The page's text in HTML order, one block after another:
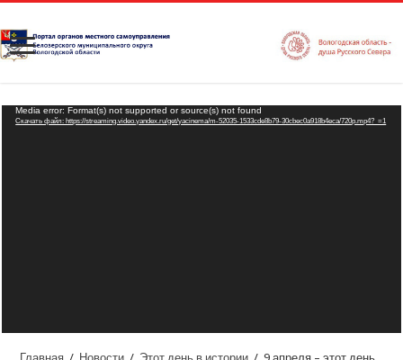
Видеоплеер
Media error: Format(s) not supported or source(s) not found
Скачать файл: https://streaming.video.yandex.ru/get/yacinema/m-52035-1533cde8b79-30cbec0a918b4eca/720p.mp4?_=1